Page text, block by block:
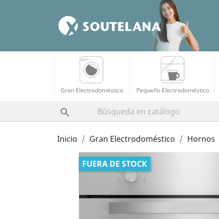
Gran Electrodoméstico Pequeño Electrodoméstico

Inicio Gran Electrodoméstico Hornos
FUERA DE STOCK